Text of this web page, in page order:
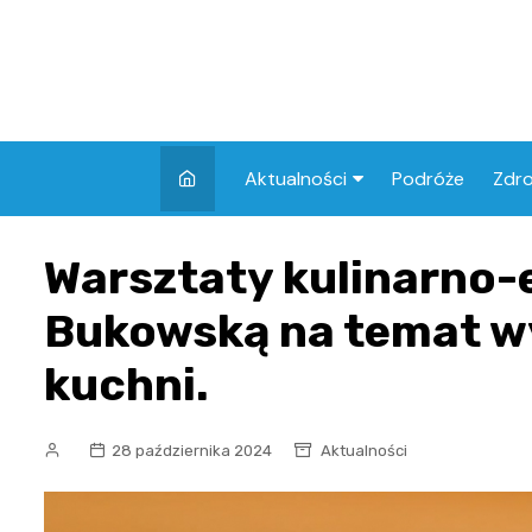
Aktualności Podróże
Warsztaty kulinarno-
Bukowską na temat
kuchni.
28 października 2024 Aktualności